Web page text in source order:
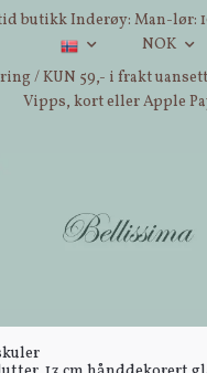
butikk Inderøy: Man-lør:
NOK
/ KUN 59,- i frakt
Vipps, kort eller Apple